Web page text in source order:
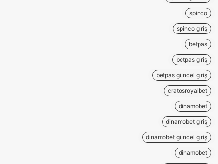
spinco
spinco giriş
betpas
betpas giriş
betpas güncel giriş
cratosroyalbet
dinamobet
dinamobet giriş
dinamobet güncel giriş
dinamobet